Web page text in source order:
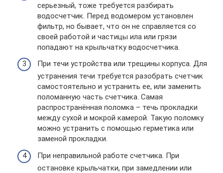
серьезный, тоже требуется разбирать
водосчетчик. Перед водомером установлен
фильтр, но бывает, что он не справляется со
своей работой и частицы ила или грязи
попадают на крыльчатку водосчетчика.
При течи устройства или трещины корпуса. Для
устранения течи требуется разобрать счетчик
самостоятельно и устранить ее, или заменить
поломанную часть счетчика. Самая
распространённая поломка – течь прокладки
между сухой и мокрой камерой. Такую поломку
можно устранить с помощью герметика или
заменой прокладки.
При неправильной работе счетчика. При
остановке крыльчатки, при замедлении или